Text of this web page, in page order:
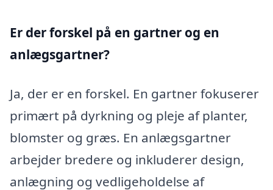
Er der forskel på en gartner og en
anlægsgartner?
Ja, der er en forskel. En gartner fokuserer
primært på dyrkning og pleje af planter,
blomster og græs. En anlægsgartner
arbejder bredere og inkluderer design,
anlægning og vedligeholdelse af